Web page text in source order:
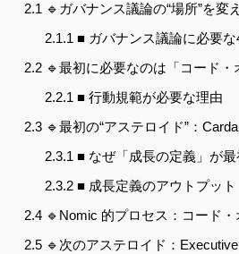
2.1 🔹ガバナンス議論の“場所”を変
2.1.1 ■ ガバナンス議論に必要
2.2🔹最初に必要なのは「コード・
2.2.1 ■ 行動規範が必要な理由
2.3🔹最初の“アステロイド”：
2.3.1 ■ なぜ「成長の定義」が
2.3.2■ 成長定義のアウトプット
2.4🔹Nomic 的プロセス：コード
2.5🔹次のアステロイド：